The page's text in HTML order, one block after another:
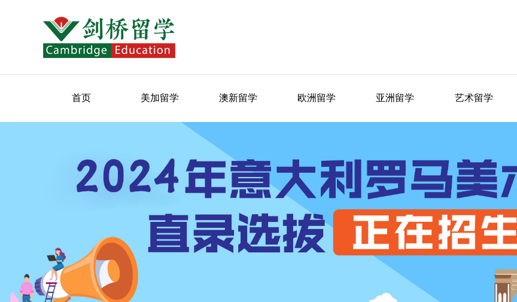
首页 美加留学 澳新留学 欧洲留学 亚洲留学 艺术留学